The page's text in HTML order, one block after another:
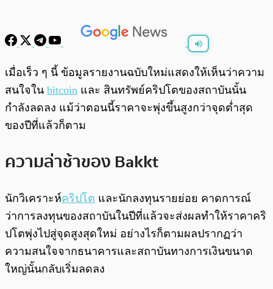
พร้อมเล่น 0:00 /
เมื่อเร็ว ๆ นี้ ข้อมูลรายงานฉบับใหม่แสดงให้เห็นว่าความ
สนใจใน bitcoin และ สินทรัพย์คริปโตของสถาบันนั้น
กำลังลดลง แม้ว่าตอนนี้ราคาจะพุ่งขึ้นสูงกว่าจุดต่ำสุด
ของปีที่แล้วก็ตาม
ความล่าช้าของ Bakkt
นักวิเคราะห์คริปโต และนักลงทุนรายย่อย คาดการณ์
ว่าการลงทุนของสถาบันในปีที่แล้วจะส่งผลทำให้ราคาคริ
ปโตพุ่งไปสู่จุดสูงสุดใหม่ อย่างไรก็ตามผลปรากฏว่า
ความสนใจจากธนาคารและสถาบันทางการเงินขนาด
ใหญ่นั้นกลับเริ่มลดลง